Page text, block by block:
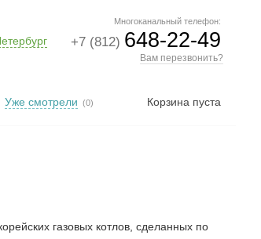
Многоканальный телефон:
+7 (812) 648-22-49
Вам перезвонить?
Корзина пуста
Уже смотрели (0)
газовых котлов, сделанных по